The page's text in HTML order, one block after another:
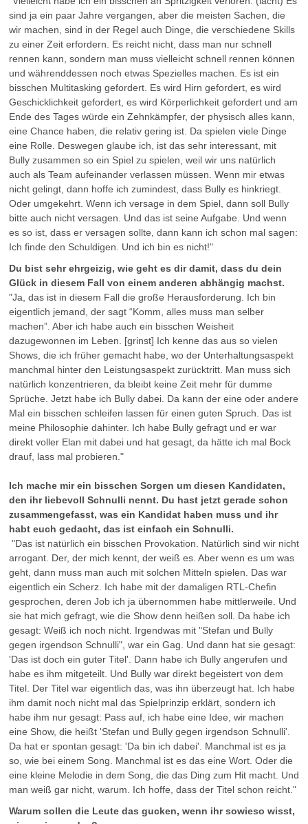
sind ja ein paar Jahre vergangen, aber die meisten Sachen, die
wir machen, sind in der Regel auch Dinge, die verschiedene Skills
zu einer Zeit erfordern. Es reicht nicht, dass man nur schnell
rennen kann, sondern man muss vielleicht schnell rennen können
und währenddessen noch etwas Spezielles machen. Es ist ein
bisschen Multitasking gefordert. Es wird Hirn gefordert, es wird
Geschicklichkeit gefordert, es wird Körperlichkeit gefordert und am
Ende des Tages würde ein Zehnkämpfer, der physisch alles kann,
eine Chance haben, die relativ gering ist. Da spielen viele Dinge
eine Rolle. Deswegen glaube ich, ist das sehr interessant, mit
Bully zusammen so ein Spiel zu spielen, weil wir uns natürlich
auch als Team aufeinander verlassen müssen. Wenn mir etwas
nicht gelingt, dann hoffe ich zumindest, dass Bully es hinkriegt.
Oder umgekehrt. Wenn ich versage in dem Spiel, dann soll Bully
bitte auch nicht versagen. Und das ist seine Aufgabe. Und wenn
es so ist, dass er versagen sollte, dann kann ich schon mal sagen:
Ich finde den Schuldigen. Und ich bin es nicht!"
Du bist sehr ehrgeizig, wie geht es dir damit, dass du dein
Glück in diesem Fall von einem anderen abhängig machst.
"Ja, das ist in diesem Fall die große Herausforderung. Ich bin
eigentlich jemand, der sagt “Komm, alles muss man selber
machen”. Aber ich habe auch ein bisschen Weisheit
dazugewonnen im Leben. [grinst] Ich kenne das aus so vielen
Shows, die ich früher gemacht habe, wo der Unterhaltungsaspekt
manchmal hinter den Leistungsaspekt zurücktritt. Man muss sich
natürlich konzentrieren, da bleibt keine Zeit mehr für dumme
Sprüche. Jetzt habe ich Bully dabei. Da kann der eine oder andere
Mal ein bisschen schleifen lassen für einen guten Spruch. Das ist
meine Philosophie dahinter. Ich habe Bully gefragt und er war
direkt voller Elan mit dabei und hat gesagt, da hätte ich mal Bock
drauf, lass mal probieren."
Ich mache mir ein bisschen Sorgen um diesen Kandidaten,
den ihr liebevoll Schnulli nennt. Du hast jetzt gerade schon
zusammengefasst, was ein Kandidat haben muss und ihr
habt euch gedacht, das ist einfach ein Schnulli.
"Das ist natürlich ein bisschen Provokation. Natürlich sind wir nicht
arrogant. Der, der mich kennt, der weiß es. Aber wenn es um was
geht, dann muss man auch mit solchen Mitteln spielen. Das war
eigentlich ein Scherz. Ich habe mit der damaligen RTL-Chefin
gesprochen, deren Job ich ja übernommen habe mittlerweile. Und
sie hat mich gefragt, wie die Show denn heißen soll. Da habe ich
gesagt: Weiß ich noch nicht. Irgendwas mit "Stefan und Bully
gegen irgendson Schnulli", war ein Gag. Und dann hat sie gesagt:
'Das ist doch ein guter Titel'. Dann habe ich Bully angerufen und
habe es ihm mitgeteilt. Und Bully war direkt begeistert von dem
Titel. Der Titel war eigentlich das, was ihn überzeugt hat. Ich habe
ihm damit noch nicht mal das Spielprinzip erklärt, sondern ich
habe ihm nur gesagt: Pass auf, ich habe eine Idee, wir machen
eine Show, die heißt 'Stefan und Bully gegen irgendson Schnulli'.
Da hat er spontan gesagt: 'Da bin ich dabei'. Manchmal ist es ja
so, wie bei einem Song. Manchmal ist es das eine Wort. Oder die
eine kleine Melodie in dem Song, die das Ding zum Hit macht. Und
man weiß gar nicht, warum. Ich hoffe, dass der Titel schon reicht."
Warum sollen die Leute das gucken, wenn ihr sowieso wisst,